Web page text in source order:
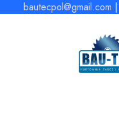
bautecpol@gmail.com |